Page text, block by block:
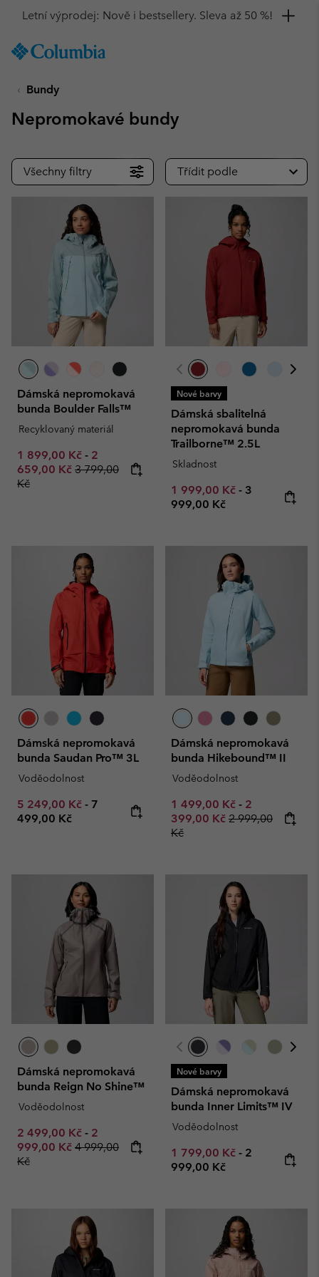
TO
SKIP
MAIN
NAV
SKIP
TO
SEARCH
Získejte 10% slevu
Bundy
Nepromokavé bundy
Všechny filtry Třídit podle
Dámská nepromokavá
bunda Boulder Falls™
Recyklovaný materiál
Minimum sale price:
1 899,00 Kč - Maximum sale price:
2
659,00 Kč Regular price:
3 799,00
Kč
Nové barvy
Dámská sbalitelná
nepromokavá bunda
Trailborne™ 2.5L
Skladnost
Minimum sale price:
1 999,00 Kč - Maximum
3
999,00 Kč
Dámská nepromokavá
bunda Saudan Pro™ 3L
Voděodolnost
Minimum sale price:
5 249,00 Kč - Maximum price:
7
499,00 Kč
Dámská nepromokavá
bunda Hikebound™ II
Voděodolnost
Minimum sale price:
1 499,00 Kč - Maximum
2
399,00 Kč Regular price:
2 999,00
Kč
Dámská nepromokavá
bunda Reign No Shine™
Voděodolnost
Minimum sale price:
2 499,00 Kč - Maximum sale price:
2
999,00 Kč Regular price:
4 999,00
Kč
Nové barvy
Dámská nepromokavá
bunda Inner Limits™ IV
Voděodolnost
Minimum sale price:
1 799,00 Kč - Maximum
2
999,00 Kč